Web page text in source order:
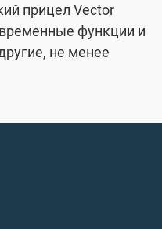
прицел Vector
функции и
не менее